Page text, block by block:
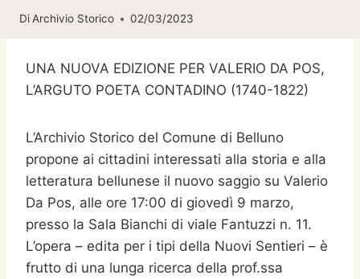
DiArchivio Storico 02/03/2023
UNA NUOVA EDIZIONE PER VALERIO DA POS,
L’ARGUTO POETA CONTADINO (1740-1822)
L’Archivio Storico del Comune di Belluno
propone ai cittadini interessati alla storia e alla
letteratura bellunese il nuovo saggio su Valerio
Da Pos, alle ore 17:00 di giovedì 9 marzo,
presso la Sala Bianchi di viale Fantuzzi n. 11.
L’opera – edita per i tipi della Nuovi Sentieri – è
frutto di una lunga ricerca della prof.ssa